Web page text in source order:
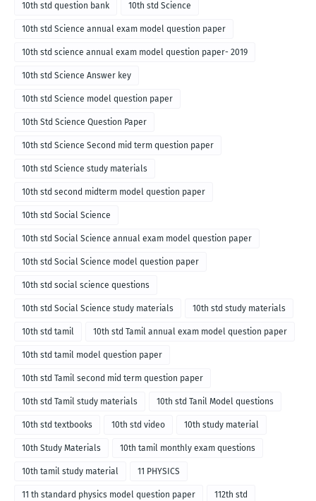
10th std question bank 10th std Science
10th std Science annual exam model question paper
10th std science annual exam model question paper- 2019
10th std Science Answer key
10th std Science model question paper
10th Std Science Question Paper
10th std Science Second mid term question paper
10th std Science study materials
10th std second midterm model question paper
10th std Social Science
10th std Social Science annual exam model question paper
10th std Social Science model question paper
10th std social science questions
10th std Social Science study materials 10th std study materials
10th std tamil 10th std Tamil annual exam model question paper
10th std tamil model question paper
10th std Tamil second mid term question paper
10th std Tamil study materials 10th std Tanil Model questions
10th std textbooks 10th std video 10th study material
10th Study Materials 10th tamil monthly exam questions
10th tamil study material 11 PHYSICS
11 th standard physics model question paper 112th std